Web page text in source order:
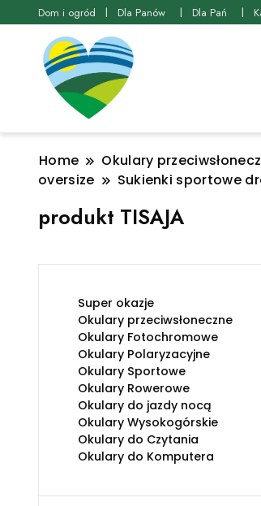
Dom i ogród Dla Panów Dla Pań
Home Okulary
oversize
Sukienki sportowe
produkt TISAJA
Super okazje
Okulary przeciwsłoneczne
Okulary Fotochromowe
Okulary Polaryzacyjne
Okulary Sportowe
Okulary Rowerowe
Okulary do jazdy nocą
Okulary Wysokogórskie
Okulary do Czytania
Okulary do Komputera